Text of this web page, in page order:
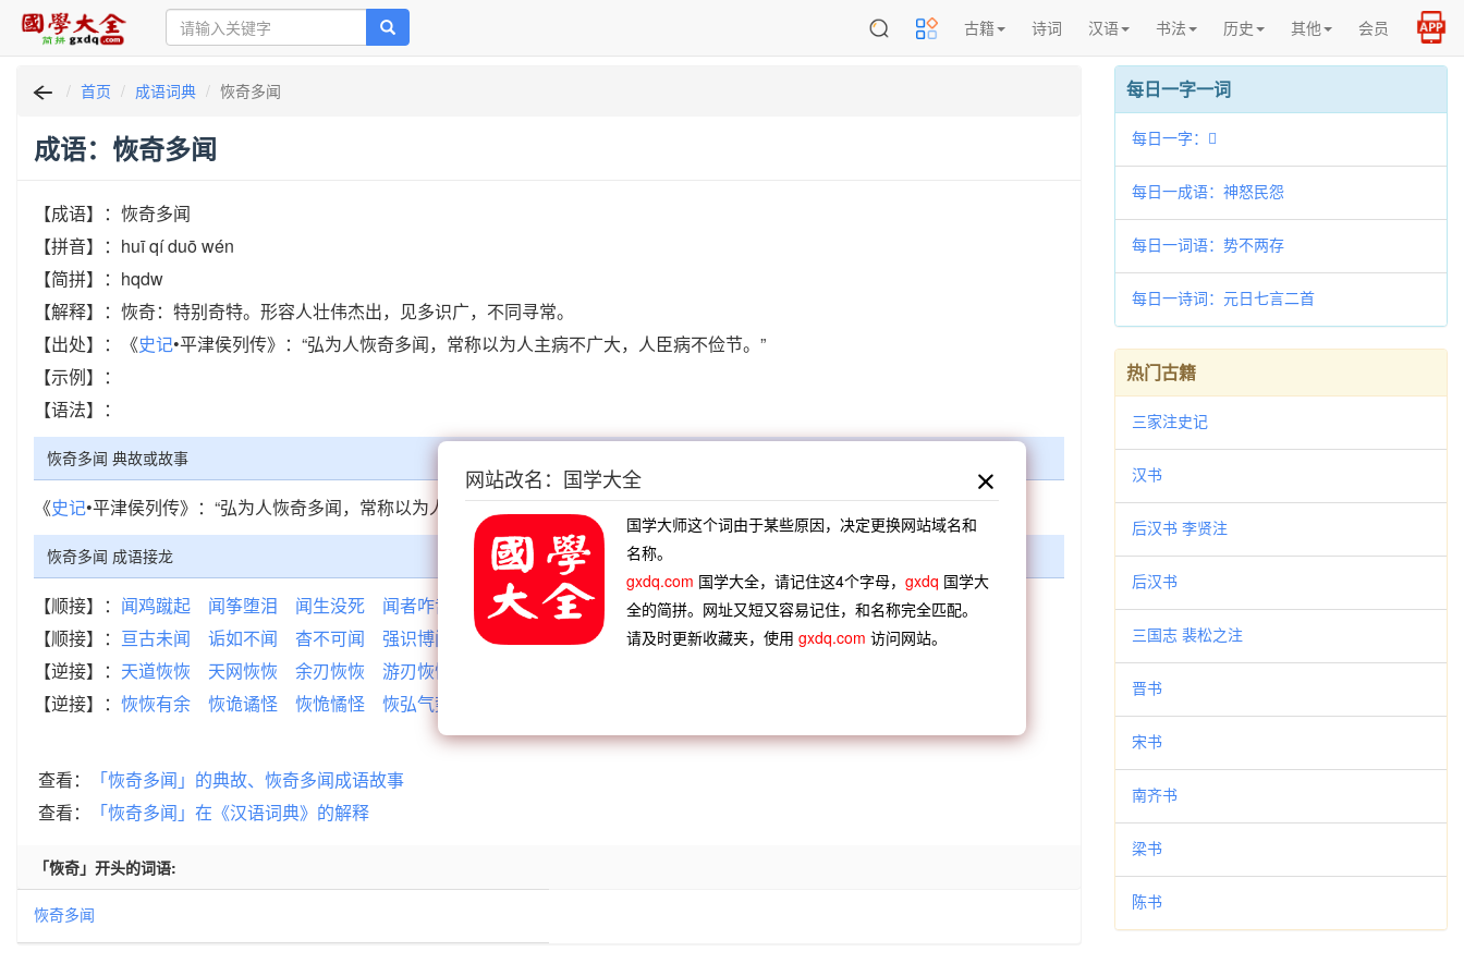
古籍 诗词 汉语 书法 历史 其他 会员
首页 成语词典 恢奇多闻
成语：恢奇多闻
【成语】：恢奇多闻
【拼音】：huī qí duō wén
【简拼】：hqdw
【解释】：恢奇：特别奇特。形容人壮伟杰出，见多识广，不同寻常。
【出处】：《史记•平津侯列传》：“弘为人恢奇多闻，常称以为人主病不广大，人臣病不俭节。”
【示例】：
【语法】：
恢奇多闻 典故或故事
《史记•平津侯列传》：“弘为人恢奇多闻，常称以为人主病不广大，人臣病不俭节。”
恢奇多闻 成语接龙
【顺接】： 闻鸡蹴起 闻筝堕泪 闻生没死 闻者咋舌 闻名丧胆 闻鸡梦醒 闻融敦厚
闻鸡相蹴
【顺接】： 亘古未闻 诟如不闻 杳不可闻 强识博闻 款学寡闻 臭不可闻 前所未闻
孤陋寡闻
【逆接】： 天道恢恢 天网恢恢 余刃恢恢 游刃恢恢
【逆接】： 恢恢有余 恢诡谲怪 恢恑憰怪 恢弘气势
查看：
「恢奇多闻」的典故、恢奇多闻成语故事
查看：
「恢奇多闻」在《汉语词典》的解释
「恢奇」开头的词语:
恢奇多闻
每日一字一词
每日一字：𦜡
每日一成语：神怒民怨
每日一词语：势不两存
每日一诗词：元日七言二首
热门古籍
三家注史记
汉书
后汉书 李贤注
后汉书
三国志 裴松之注
晋书
宋书
南齐书
梁书
陈书
网站改名：国学大全
国学大师这个词由于某些原因，决定更换网站域名和
名称。
gxdq.com 国学大全，请记住这4个字母， gxdq 国学大
全的简拼。网址又短又容易记住，和名称完全匹配。
请及时更新收藏夹，使用 gxdq.com 访问网站。